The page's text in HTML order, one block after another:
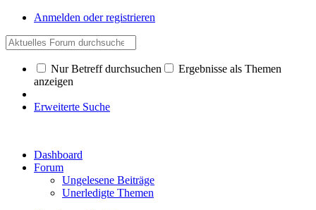
Anmelden oder registrieren
Nur Betreff durchsuchen
Ergebnisse als Themen
anzeigen
Erweiterte Suche
Dashboard
Forum
Ungelesene Beiträge
Unerledigte Themen